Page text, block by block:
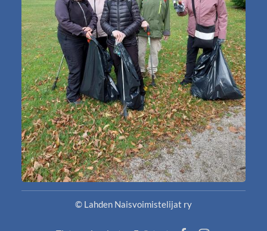
© Lahden Naisvoimistelijat ry